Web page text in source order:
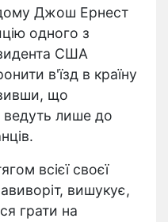
Джош Ернест
одного з
США
в'їзд в країну
що
лише до
всієї своєї
вишукує,
грати на